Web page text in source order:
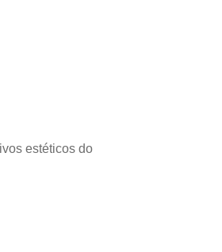
estéticos do